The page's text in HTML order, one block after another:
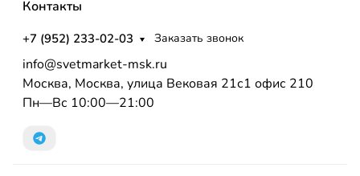
Контакты
+7 (952) 233-02-03 Заказать звонок
info@svetmarket-msk.ru
Москва, Москва, улица Вековая 21с1 офис 210
Пн—Вс 10:00—21:00